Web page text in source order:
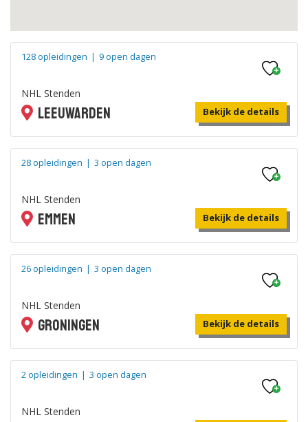
128 opleidingen | 9 open dagen
NHL Stenden
Leeuwarden Bekijk de details
28 opleidingen | 3 open dagen
NHL Stenden
Emmen Bekijk de details
26 opleidingen | 3 open dagen
NHL Stenden
Groningen Bekijk de details
2 opleidingen | 3 open dagen
NHL Stenden